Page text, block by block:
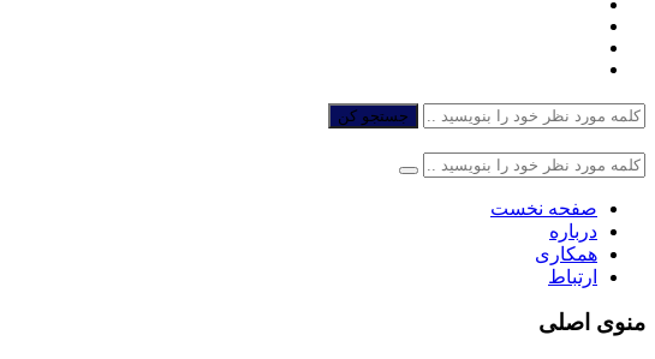
جستجو کن
صفحه نخست
درباره
همکاری
ارتباط
منوی اصلی